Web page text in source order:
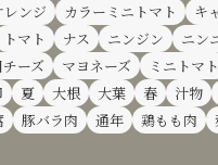
レンジ カラーミニトマト キ
トマト
ナス ニンジン ニン
ーズ
マヨネーズ ミニトマト
夏 大根 大葉 春 汁物
豚バラ肉 通年 鶏もも肉